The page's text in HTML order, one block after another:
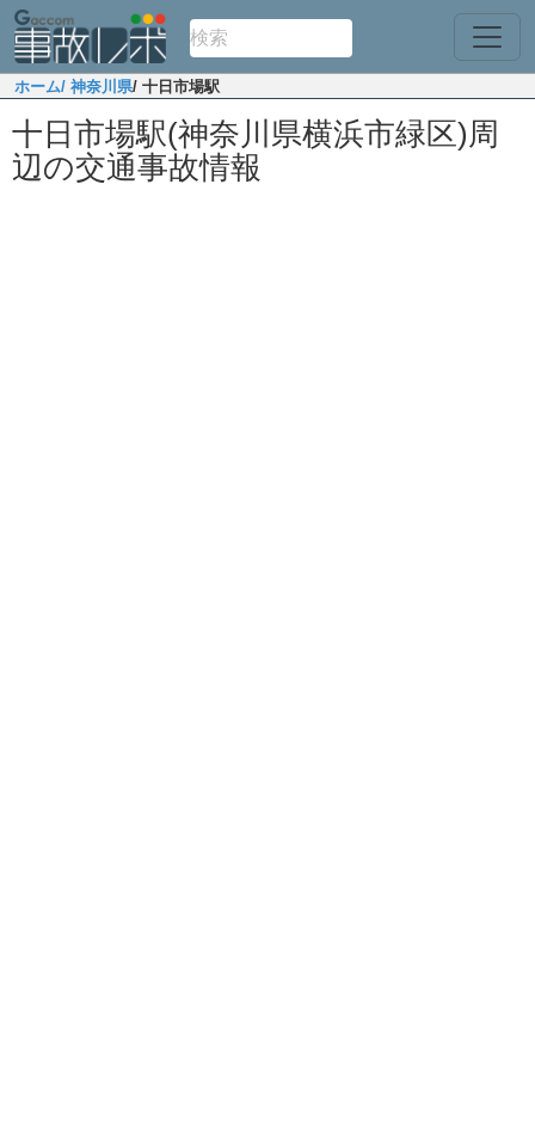
ホーム/ 神奈川県/ 十日市場駅
十日市場駅(神奈川県横浜市緑区)周
辺の交通事故情報